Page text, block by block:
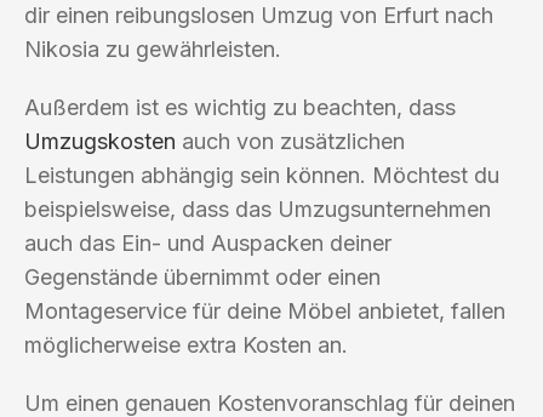
dir einen reibungslosen Umzug von Erfurt nach
Nikosia zu gewährleisten.
Außerdem ist es wichtig zu beachten, dass
Umzugskosten auch von zusätzlichen
Leistungen abhängig sein können. Möchtest du
beispielsweise, dass das Umzugsunternehmen
auch das Ein- und Auspacken deiner
Gegenstände übernimmt oder einen
Montageservice für deine Möbel anbietet, fallen
möglicherweise extra Kosten an.
Um einen genauen Kostenvoranschlag für deinen